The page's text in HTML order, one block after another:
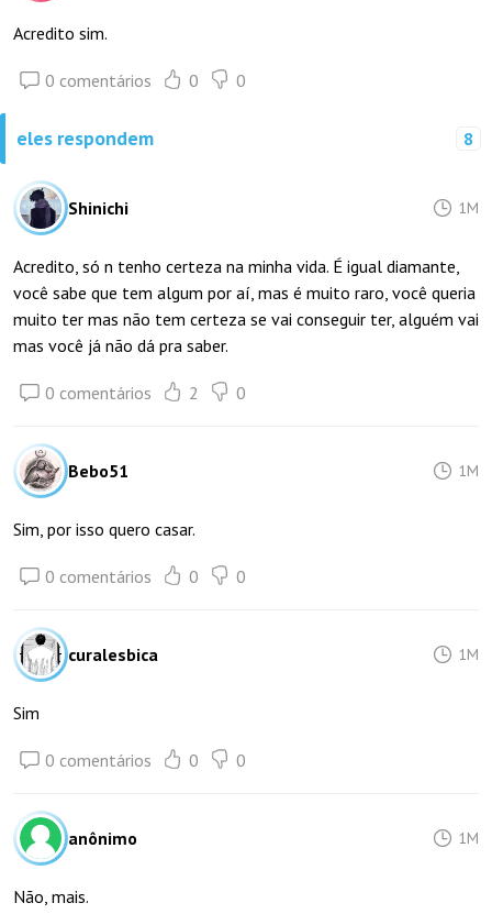
Acredito sim.
0 comentários 0 0
eles respondem 8
Shinichi 1M
Acredito, só n tenho certeza na minha vida. É igual diamante,
você sabe que tem algum por aí, mas é muito raro, você queria
muito ter mas não tem certeza se vai conseguir ter, alguém vai
mas você já não dá pra saber.
0 comentários 2 0
Bebo51 1M
Sim, por isso quero casar.
0 comentários 0 0
curalesbica 1M
Sim
0 comentários 0 0
anônimo 1M
Não, mais.